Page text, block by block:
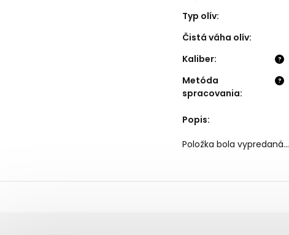
Typ olív:
Čistá váha olív:
?
Kaliber:
?
Metóda
spracovania:
Popis:
Položka bola vypredaná…